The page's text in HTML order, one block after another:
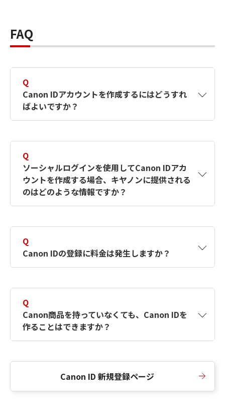
FAQ
Q
Canon IDアカウントを作成するにはどうすれ
ばよいですか？
す。詳しい作成方法は【カメラ】Canon IDとは
何ですか？Canon IDの作成方法は？をご確認く
ださい。
Q
ソーシャルログインを使用してCanon IDアカ
ウントを作成する場合、キヤノンに提供される
のはどのような情報ですか？
択したサービスから取得します。アカウントを
簡単に作成できるように、この情報を使用して
Canon IDの登録フォームを入力します。
Q
Canon IDの登録に料金は発生しますか？
Q
Canon商品を持っていなくても、Canon IDを
作ることはできますか？
Canon ID 新規登録ページ